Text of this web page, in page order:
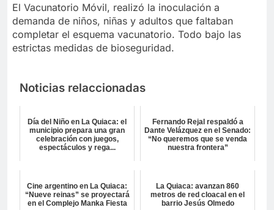
El Vacunatorio Móvil, realizó la inoculación a
demanda de niños, niñas y adultos que faltaban
completar el esquema vacunatorio. Todo bajo las
estrictas medidas de bioseguridad.
Noticias relaccionadas
Día del Niño en La Quiaca: el
municipio prepara una gran
celebración con juegos,
espectáculos y rega...
Fernando Rejal respaldó a
Dante Velázquez en el Senado:
“No queremos que se venda
nuestra frontera”
Cine argentino en La Quiaca:
“Nueve reinas” se proyectará
en el Complejo Manka Fiesta
La Quiaca: avanzan 860
metros de red cloacal en el
barrio Jesús Olmedo